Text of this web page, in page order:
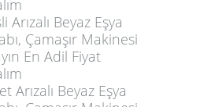
Arızalı Beyaz Eşya
Çamaşır Makinesi
En Adil Fiyat
Arızalı Beyaz Eşya